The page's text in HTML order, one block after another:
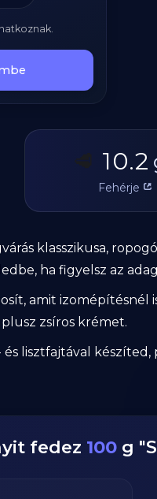
🥩 10.2
Fehérje
klasszikusa,
ha figyelsz az
amit
zsíros krémet.
lisztfajtával
fedez 100 g "